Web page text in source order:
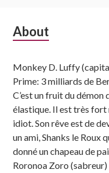
Subsidiary
About
Monkey D. Luffy
Prime: 3 milliards de
C’est un fruit du démon
élastique. Il est très
idiot. Son rêve est de
un ami, Shanks le Roux
donné un chapeau de
Roronoa Zoro (sabreur)